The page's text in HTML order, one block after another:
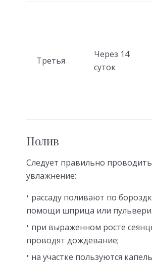
Третья
Через 14
суток
Полив
Следует правильно проводить
увлажнение:
рассаду поливают по
помощи шприца или
при выраженном росте
проводят дождевание;
на участке пользуются